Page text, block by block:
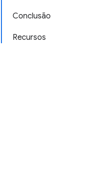
Conclusão
Recursos